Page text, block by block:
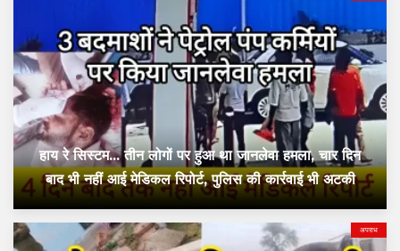
हाय रे सिस्टम... तीन लोगों पर हुआ था जानलेवा हमला, चार दिन
बाद भी नहीं आई मेडिकल रिपोर्ट, पुलिस की कार्रवाई भी अटकी
अपराध